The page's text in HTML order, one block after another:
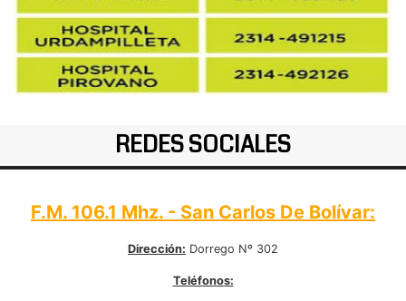
REDES SOCIALES
F.M. 106.1 Mhz. - San Carlos De Bolívar:
Dirección: Dorrego Nº 302
Teléfonos: